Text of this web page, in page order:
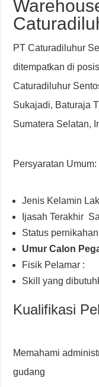
PT Caturadiluhur
ditempatkan di
Caturadiluhur
Sukajadi, Baturaja
Sumatera Selatan,
Persyaratan Umum:
Jenis Kelamin
Ijasah Terakhir
Status
Umur Calon
Fisik Pelamar :
Skill yang
Kualifikasi
Memahami
gudang